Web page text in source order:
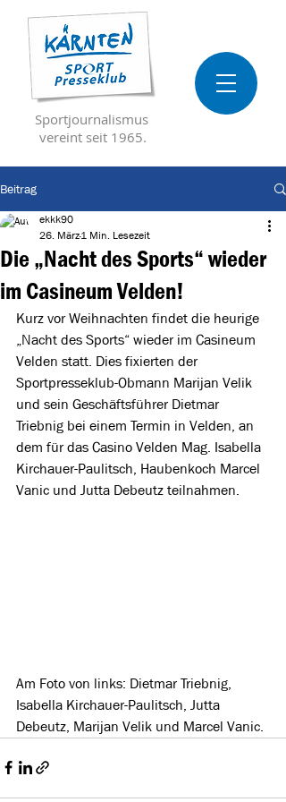
Sportjournalismus
vereint seit 1965.
Beitrag
Die „Nacht des Sports“ wieder
im Casineum Velden!
ekkk90
26. März1 Min. Lesezeit
Kurz vor Weihnachten findet die heurige
„Nacht des Sports“ wieder im Casineum
Velden statt. Dies fixierten der
Sportpresseklub-Obmann Marijan Velik
und sein Geschäftsführer Dietmar
Triebnig bei einem Termin in Velden, an
dem für das Casino Velden Mag. Isabella
Kirchauer-Paulitsch, Haubenkoch Marcel
Vanic und Jutta Debeutz teilnahmen.
Am Foto von links: Dietmar Triebnig,
Isabella Kirchauer-Paulitsch, Jutta
Debeutz, Marijan Velik und Marcel Vanic.